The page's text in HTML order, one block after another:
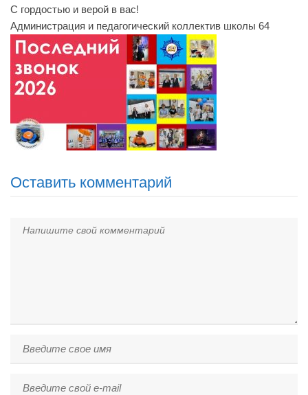
С гордостью и верой в вас!
Администрация и педагогический коллектив школы 64
Оставить комментарий